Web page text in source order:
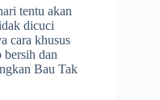
tentu akan
dicuci
cara khusus
bersih dan
Bau Tak